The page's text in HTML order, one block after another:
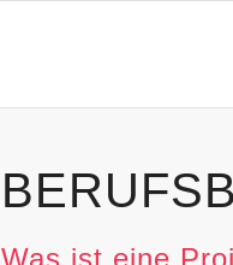
Was ist eine